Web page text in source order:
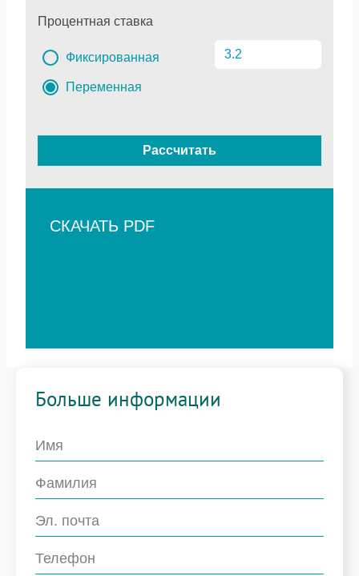
Процентная ставка
Фиксированная
Переменная
Рассчитать
СКАЧАТЬ PDF
Больше информации